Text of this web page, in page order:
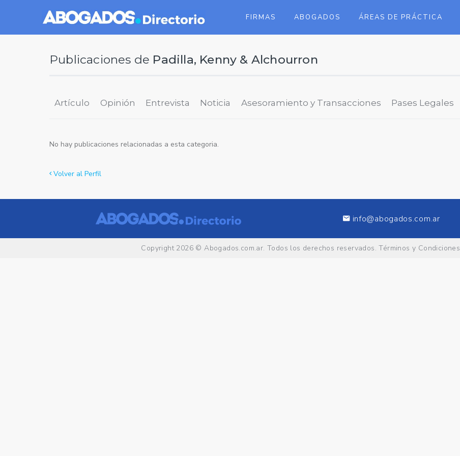
FIRMAS ABOGADOS ÁREAS DE PRÁCTICA
Publicaciones de Padilla, Kenny & Alchourron
Artículo Opinión Entrevista Noticia Asesoramiento y Transacciones Pases Legales
No hay publicaciones relacionadas a esta categoria.
Volver al Perfil
info@abogados.com.ar
Copyright 2026 ©Abogados.com.ar. Todos los derechos reservados.Términos y Condiciones